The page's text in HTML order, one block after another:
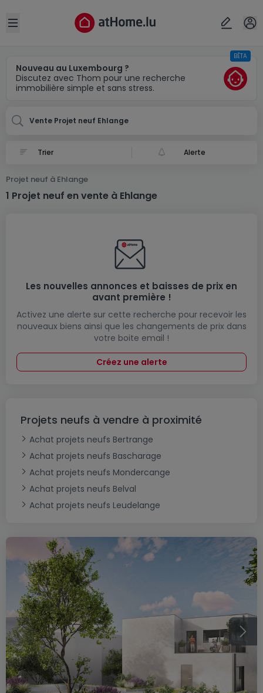
Open sidebar
Nouveau au Luxembourg ?
Discutez avec Thom pour une recherche
immobilière simple et sans stress.
BÊTA
Vente Projet neuf Ehlange
Alerte
Projet neuf à Ehlange
1 Projet neuf en vente à Ehlange
Les nouvelles annonces et baisses de prix en
avant première !
Activez une alerte sur cette recherche pour recevoir les
nouveaux biens ainsi que les changements de prix dans
votre boite email !
Créez une alerte
Projets neufs à vendre à proximité
Achat projets neufs Bertrange
Achat projets neufs Bascharage
Achat projets neufs Mondercange
Achat projets neufs Belval
Achat projets neufs Leudelange
Localité(s)
Annuler OK